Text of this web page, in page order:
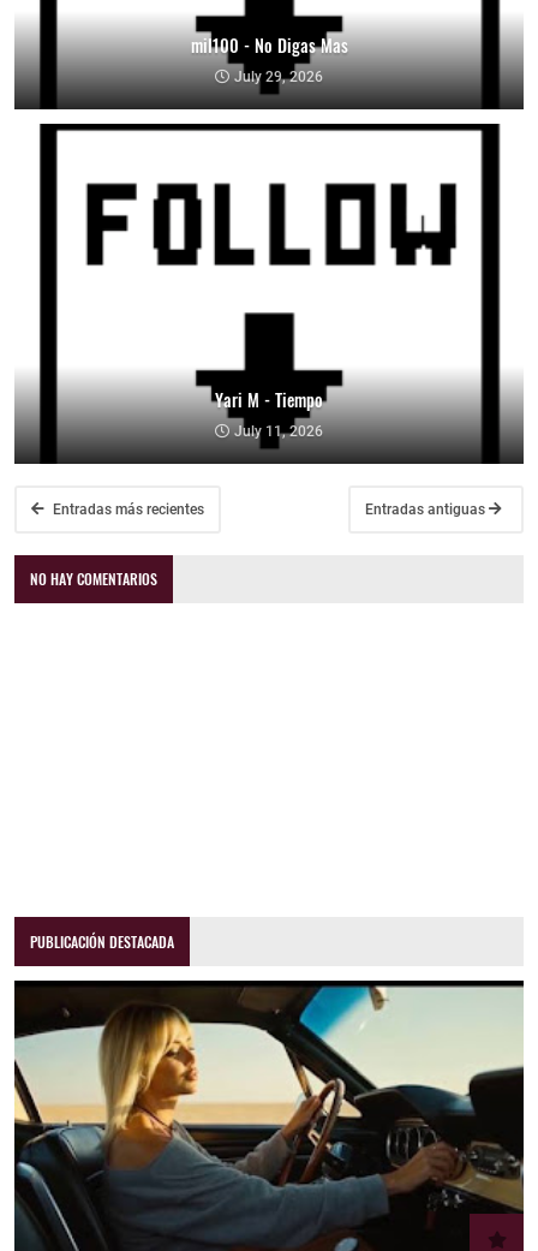
mil100 - No Digas Mas
July 29, 2026
Yari M - Tiempo
July 11, 2026
Entradas más recientes Entradas antiguas
NO HAY COMENTARIOS
PUBLICACIÓN DESTACADA